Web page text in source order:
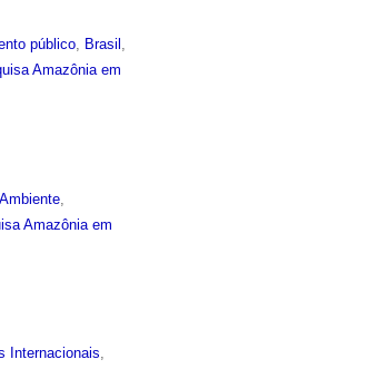
público Brasil
Amazônia em
Amazônia em
Internacionais,